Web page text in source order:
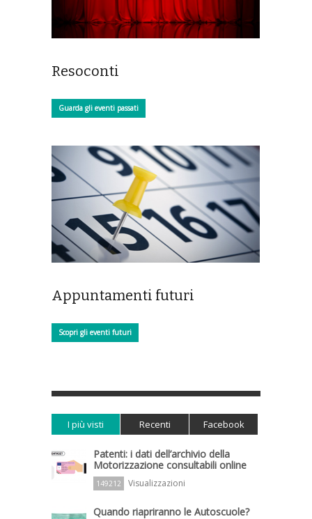
Resoconti
Guarda gli eventi passati
Appuntamenti futuri
Scopri gli eventi futuri
I più visti Recenti Facebook
Patenti: i dati dell’archivio della
Motorizzazione consultabili online
149212 Visualizzazioni
Quando riapriranno le Autoscuole?